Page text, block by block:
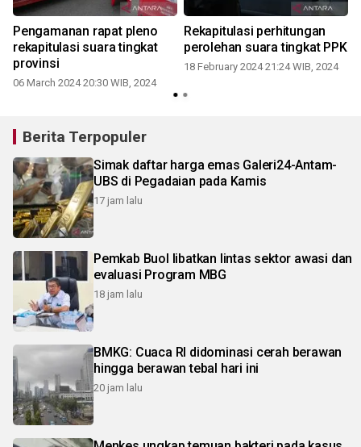
Pengamanan rapat pleno
rekapitulasi suara tingkat
provinsi
06 March 2024 20:30 WIB, 2024
Rekapitulasi perhitungan
perolehan suara tingkat PPK
18 February 2024 21:24 WIB, 2024
Berita Terpopuler
Simak daftar harga emas Galeri24-Antam-
UBS di Pegadaian pada Kamis
17 jam lalu
Pemkab Buol libatkan lintas sektor awasi dan
evaluasi Program MBG
18 jam lalu
BMKG: Cuaca RI didominasi cerah berawan
hingga berawan tebal hari ini
20 jam lalu